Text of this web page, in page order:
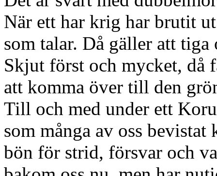
När ett har krig har brutit
som talar. Då gäller att
Skjut först och mycket, då
att komma över till den
Till och med under ett
som många av oss
bön för strid, försvar och